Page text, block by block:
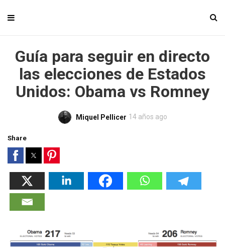
Guía para seguir en directo
las elecciones de Estados
Unidos: Obama vs Romney
Miquel Pellicer 14 años ago
Share